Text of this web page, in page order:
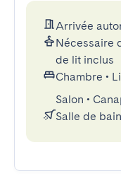
Arrivée
Nécessaire
de lit inclus
Chambre •
Salon •
Salle de